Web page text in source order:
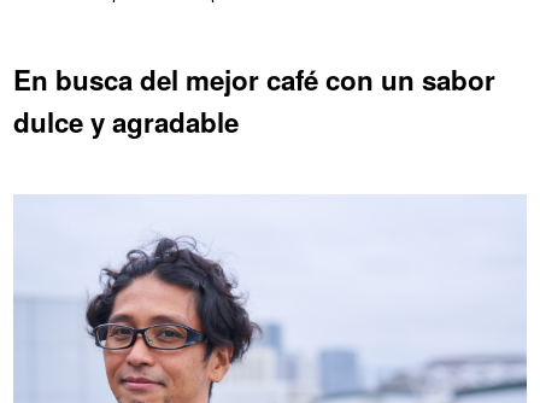
En busca del mejor café con un sabor
dulce y agradable